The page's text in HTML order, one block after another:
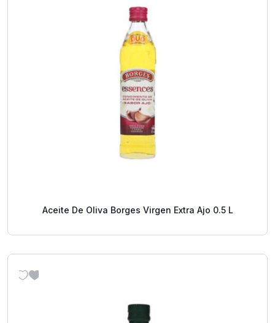
Aceite De Oliva Borges Virgen Extra Ajo 0.5 L